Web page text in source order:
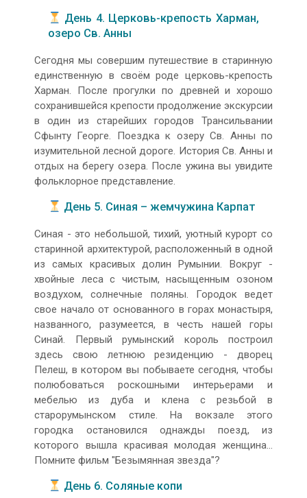
День 4. Церковь-крепость Харман,
озеро Св. Анны
Сегодня мы совершим путешествие в старинную
единственную в своём роде церковь-крепость
Харман. После прогулки по древней и хорошо
сохранившейся крепости продолжение экскурсии
в один из старейших городов Трансильвании
Сфынту Георге. Поездка к озеру Св. Анны по
изумительной лесной дороге. История Св. Анны и
отдых на берегу озера. После ужина вы увидите
фольклорное представление.
День 5. Синая – жемчужина Карпат
Синая - это небольшой, тихий, уютный курорт со
старинной архитектурой, расположенный в одной
из самых красивых долин Румынии. Вокруг -
хвойные леса с чистым, насыщенным озоном
воздухом, солнечные поляны. Городок ведет
свое начало от основанного в горах монастыря,
названного, разумеется, в честь нашей горы
Синай. Первый румынский король построил
здесь свою летнюю резиденцию - дворец
Пелеш, в котором вы побываете сегодня, чтобы
полюбоваться роскошными интерьерами и
мебелью из дуба и клена с резьбой в
старорумынском стиле. На вокзале этого
городка остановился однажды поезд, из
которого вышла красивая молодая женщина…
Помните фильм "Безымянная звезда"?
День 6. Соляные копи